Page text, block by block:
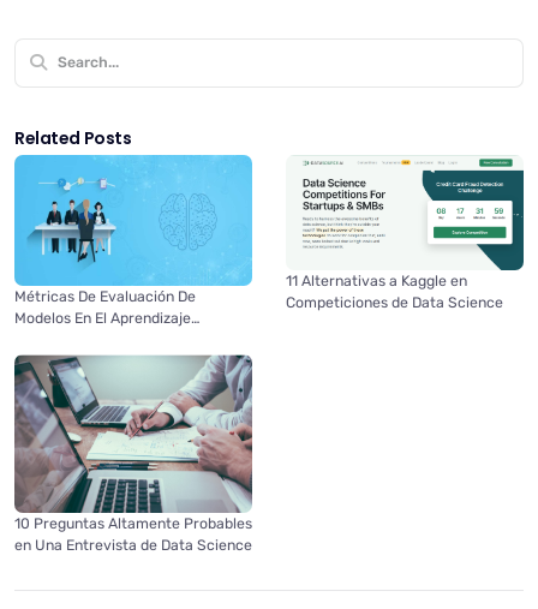
Related Posts
Métricas De Evaluación De
Modelos En El Aprendizaje
11 Alternativas a Kaggle en
Competiciones de Data Science
10 Preguntas Altamente Probables
en Una Entrevista de Data Science